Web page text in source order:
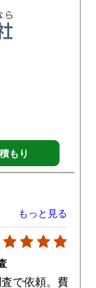
もり
もっと見る
で依頼。費用や